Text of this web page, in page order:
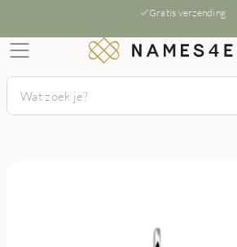
Gratis verzending